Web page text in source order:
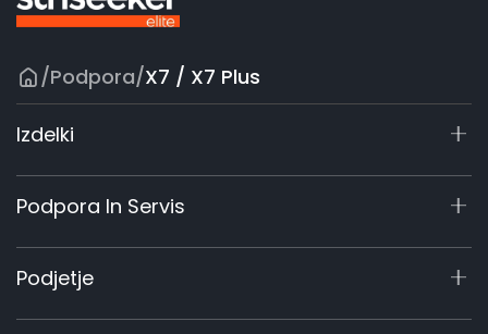
/Podpora/X7 / X7 Plus
Izdelki
Serija X9
X7 / X7 Plus Gen 2
X5 Gen 2
X3 Gen 2
Komercialna 60 V
Podpora In Servis
Center za Podporo
Poizvedba O Izdelku
Priročniki In Videoposnetki
Podjetje
O Nas